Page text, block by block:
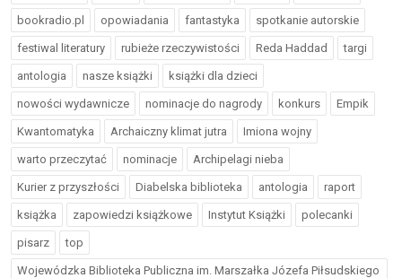
bookradio.pl opowiadania fantastyka spotkanie autorskie
festiwal literatury rubieże rzeczywistości Reda Haddad targi
antologia nasze książki książki dla dzieci
nowości wydawnicze nominacje do nagrody konkurs Empik
Kwantomatyka Archaiczny klimat jutra Imiona wojny
warto przeczytać nominacje Archipelagi nieba
Kurier z przyszłości Diabelska biblioteka antologia raport
książka zapowiedzi książkowe Instytut Książki polecanki
pisarz top
Wojewódzka Biblioteka Publiczna im. Marszałka Józefa Piłsudskiego